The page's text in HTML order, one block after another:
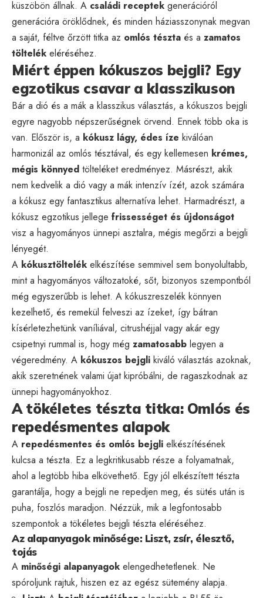
küszöbön állnak. A családi receptek generációról
generációra öröklődnek, és minden háziasszonynak megvan
a saját, féltve őrzött titka az omlós tészta és a zamatos
töltelék eléréséhez.
Miért éppen kókuszos bejgli? Egy
egzotikus csavar a klasszikuson
Bár a dió és a mák a klasszikus választás, a kókuszos bejgli
egyre nagyobb népszerűségnek örvend. Ennek több oka is
van. Először is, a kókusz lágy, édes íze kiválóan
harmonizál az omlós tésztával, és egy kellemesen krémes,
mégis könnyed tölteléket eredményez. Másrészt, akik
nem kedvelik a dió vagy a mák intenzív ízét, azok számára
a kókusz egy fantasztikus alternatíva lehet. Harmadrészt, a
kókusz egzotikus jellege frissességet és újdonságot
visz a hagyományos ünnepi asztalra, mégis megőrzi a bejgli
lényegét.
A kókusztöltelék elkészítése semmivel sem bonyolultabb,
mint a hagyományos változatoké, sőt, bizonyos szempontból
még egyszerűbb is lehet. A kókuszreszelék könnyen
kezelhető, és remekül felveszi az ízeket, így bátran
kísérletezhetünk vaníliával, citrushéjjal vagy akár egy
csipetnyi rummal is, hogy még zamatosabb legyen a
végeredmény. A kókuszos bejgli kiváló választás azoknak,
akik szeretnének valami újat kipróbálni, de ragaszkodnak az
ünnepi hagyományokhoz.
A tökéletes tészta titka: Omlós és
repedésmentes alapok
A repedésmentes és omlós bejgli elkészítésének
kulcsa a tészta. Ez a legkritikusabb része a folyamatnak,
ahol a legtöbb hiba elkövethető. Egy jól elkészített tészta
garantálja, hogy a bejgli ne repedjen meg, és sütés után is
puha, foszlós maradjon. Nézzük, mik a legfontosabb
szempontok a tökéletes bejgli tészta eléréséhez.
Az alapanyagok minősége: Liszt, zsír, élesztő,
tojás
A minőségi alapanyagok elengedhetetlenek. Ne
spóroljunk rajtuk, hiszen ez az egész sütemény alapja.